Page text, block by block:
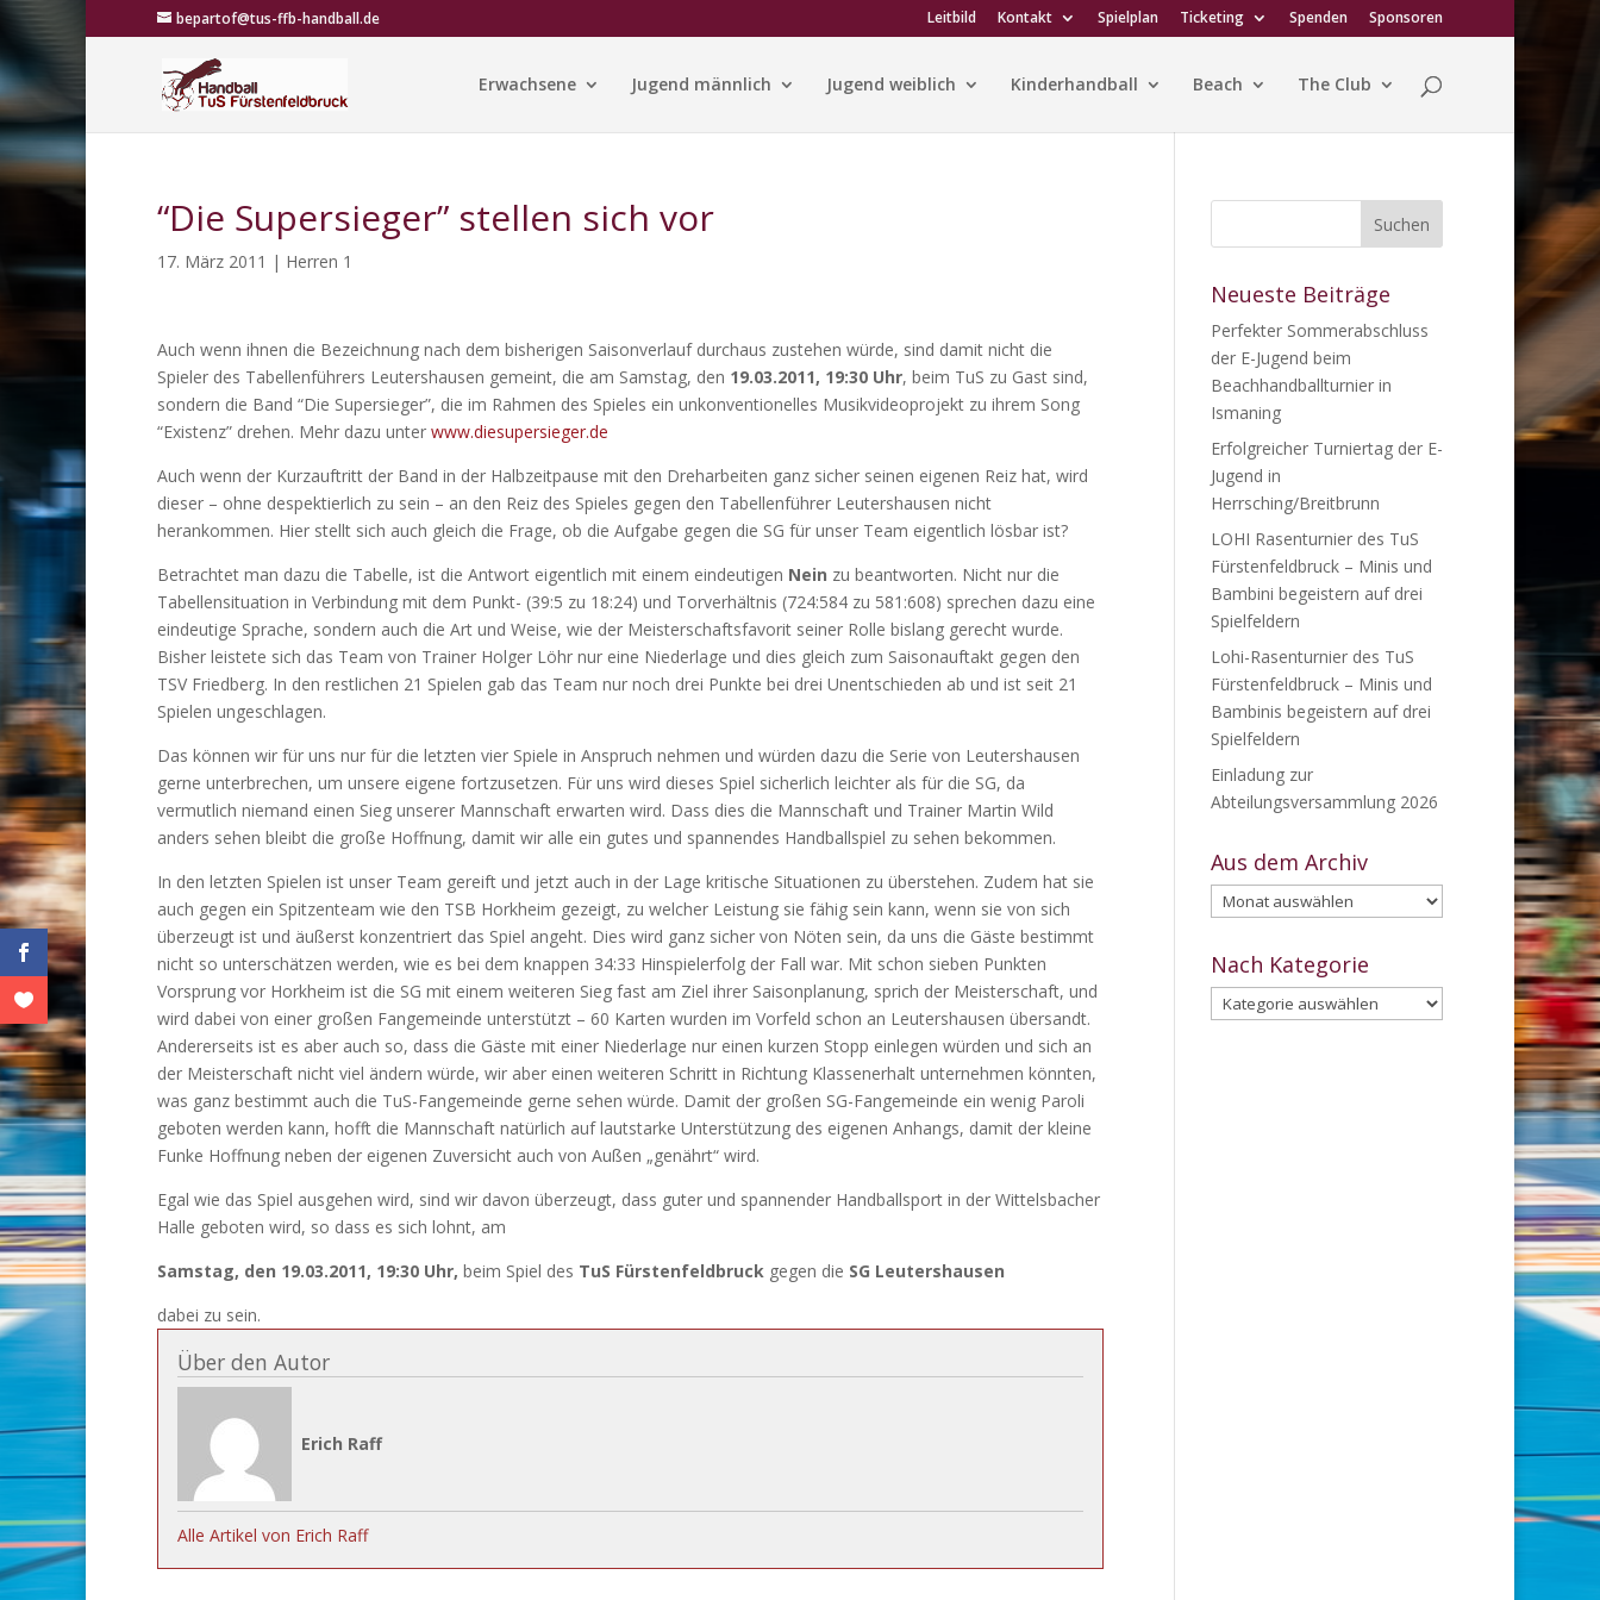
bepartof@tus-ffb-handball.de Leitbild Kontakt Spielplan Ticketing Spenden Sponsoren
Erwachsene Jugend männlich Jugend weiblich Kinderhandball Beach The Club
“Die Supersieger” stellen sich vor
17. März 2011 | Herren 1
Auch wenn ihnen die Bezeichnung nach dem bisherigen Saisonverlauf durchaus zustehen würde, sind damit nicht die
Spieler des Tabellenführers Leutershausen gemeint, die am Samstag, den 19.03.2011, 19:30 Uhr, beim TuS zu Gast sind,
sondern die Band “Die Supersieger”, die im Rahmen des Spieles ein unkonventionelles Musikvideoprojekt zu ihrem Song
“Existenz” drehen. Mehr dazu unter www.diesupersieger.de
Auch wenn der Kurzauftritt der Band in der Halbzeitpause mit den Dreharbeiten ganz sicher seinen eigenen Reiz hat, wird
dieser – ohne despektierlich zu sein – an den Reiz des Spieles gegen den Tabellenführer Leutershausen nicht
herankommen. Hier stellt sich auch gleich die Frage, ob die Aufgabe gegen die SG für unser Team eigentlich lösbar ist?
Betrachtet man dazu die Tabelle, ist die Antwort eigentlich mit einem eindeutigen Nein zu beantworten. Nicht nur die
Tabellensituation in Verbindung mit dem Punkt- (39:5 zu 18:24) und Torverhältnis (724:584 zu 581:608) sprechen dazu eine
eindeutige Sprache, sondern auch die Art und Weise, wie der Meisterschaftsfavorit seiner Rolle bislang gerecht wurde.
Bisher leistete sich das Team von Trainer Holger Löhr nur eine Niederlage und dies gleich zum Saisonauftakt gegen den
TSV Friedberg. In den restlichen 21 Spielen gab das Team nur noch drei Punkte bei drei Unentschieden ab und ist seit 21
Spielen ungeschlagen.
Das können wir für uns nur für die letzten vier Spiele in Anspruch nehmen und würden dazu die Serie von Leutershausen
gerne unterbrechen, um unsere eigene fortzusetzen. Für uns wird dieses Spiel sicherlich leichter als für die SG, da
vermutlich niemand einen Sieg unserer Mannschaft erwarten wird. Dass dies die Mannschaft und Trainer Martin Wild
anders sehen bleibt die große Hoffnung, damit wir alle ein gutes und spannendes Handballspiel zu sehen bekommen.
In den letzten Spielen ist unser Team gereift und jetzt auch in der Lage kritische Situationen zu überstehen. Zudem hat sie
auch gegen ein Spitzenteam wie den TSB Horkheim gezeigt, zu welcher Leistung sie fähig sein kann, wenn sie von sich
überzeugt ist und äußerst konzentriert das Spiel angeht. Dies wird ganz sicher von Nöten sein, da uns die Gäste bestimmt
nicht so unterschätzen werden, wie es bei dem knappen 34:33 Hinspielerfolg der Fall war. Mit schon sieben Punkten
Vorsprung vor Horkheim ist die SG mit einem weiteren Sieg fast am Ziel ihrer Saisonplanung, sprich der Meisterschaft, und
wird dabei von einer großen Fangemeinde unterstützt – 60 Karten wurden im Vorfeld schon an Leutershausen übersandt.
Andererseits ist es aber auch so, dass die Gäste mit einer Niederlage nur einen kurzen Stopp einlegen würden und sich an
der Meisterschaft nicht viel ändern würde, wir aber einen weiteren Schritt in Richtung Klassenerhalt unternehmen könnten,
was ganz bestimmt auch die TuS-Fangemeinde gerne sehen würde. Damit der großen SG-Fangemeinde ein wenig Paroli
geboten werden kann, hofft die Mannschaft natürlich auf lautstarke Unterstützung des eigenen Anhangs, damit der kleine
Funke Hoffnung neben der eigenen Zuversicht auch von Außen „genährt“ wird.
Egal wie das Spiel ausgehen wird, sind wir davon überzeugt, dass guter und spannender Handballsport in der Wittelsbacher
Halle geboten wird, so dass es sich lohnt, am
Samstag, den 19.03.2011, 19:30 Uhr, beim Spiel des TuS Fürstenfeldbruck gegen die SG Leutershausen
dabei zu sein.
Über den Autor
Erich Raff
Alle Artikel von Erich Raff
Neueste Beiträge
Perfekter Sommerabschluss
der E-Jugend beim
Beachhandballturnier in
Ismaning
Erfolgreicher Turniertag der E-
Jugend in
Herrsching/Breitbrunn
LOHI Rasenturnier des TuS
Fürstenfeldbruck – Minis und
Bambini begeistern auf drei
Spielfeldern
Lohi-Rasenturnier des TuS
Fürstenfeldbruck – Minis und
Bambinis begeistern auf drei
Spielfeldern
Einladung zur
Abteilungsversammlung 2026
Aus dem Archiv
Aus
dem
Archiv
Nach Kategorie
Nach
Kategorie